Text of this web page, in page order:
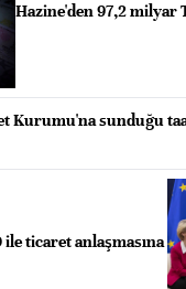
Hazine'den 97,2 milyar
Kurumu'na sunduğu
ticaret anlaşmasına